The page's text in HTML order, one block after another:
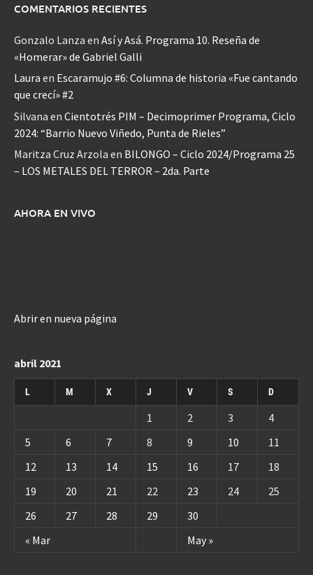
COMENTARIOS RECIENTES
Gonzalo Lanza en Así y Asá. Programa 10. Reseña de
«Homerar» de Gabriel Galli
Laura en Escaramujo #6: Columna de historia «Fue cantando
que crecí» #2
Silvana en Cientotrés PIM – Decimoprimer Programa, Ciclo
2024: “Barrio Nuevo Viñedo, Punta de Rieles”
Maritza Cruz Arzola en BILONGO – Ciclo 2024/Programa 25
– LOS METALES DEL TERROR – 2da. Parte
AHORA EN VIVO
Abrir en nueva página
abril 2021
L M X J V S D
« Mar May »
1 2 3
4
5
6 7 8 9 10
11
12
13 14 15 16 17
18
19
20 21 22 23 24
25
26
27 28 29 30